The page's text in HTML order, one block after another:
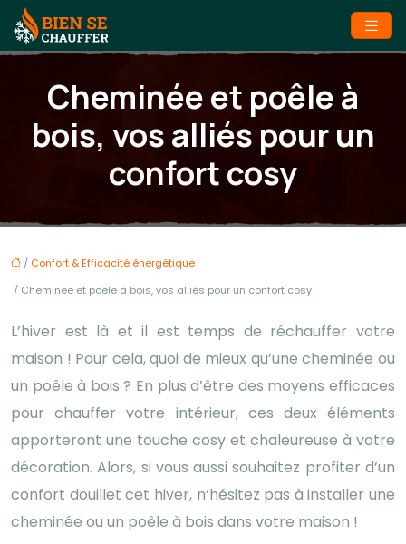
Cheminée et poêle à
bois, vos alliés pour un
confort cosy
/ Confort & Efficacité énergétique
/ Cheminée et poêle à bois, vos alliés pour un confort cosy
L’hiver est là et il est temps de réchauffer votre
maison ! Pour cela, quoi de mieux qu’une cheminée ou
un poêle à bois ? En plus d’être des moyens efficaces
pour chauffer votre intérieur, ces deux éléments
apporteront une touche cosy et chaleureuse à votre
décoration. Alors, si vous aussi souhaitez profiter d’un
confort douillet cet hiver, n’hésitez pas à installer une
cheminée ou un poêle à bois dans votre maison !